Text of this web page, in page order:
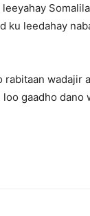
ku leedahay
wadajir
gaadho dano